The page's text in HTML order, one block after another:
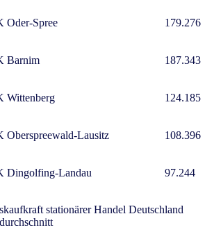
Oder-Spree 179.276
Barnim 187.343
Wittenberg 124.185
Oberspreewald-Lausitz 108.396
Dingolfing-Landau 97.244
stationärer Handel Deutschland